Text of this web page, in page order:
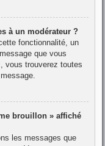
à un modérateur ?
fonctionnalité, un
que vous
vous trouverez toutes
brouillon » affiché
les messages que